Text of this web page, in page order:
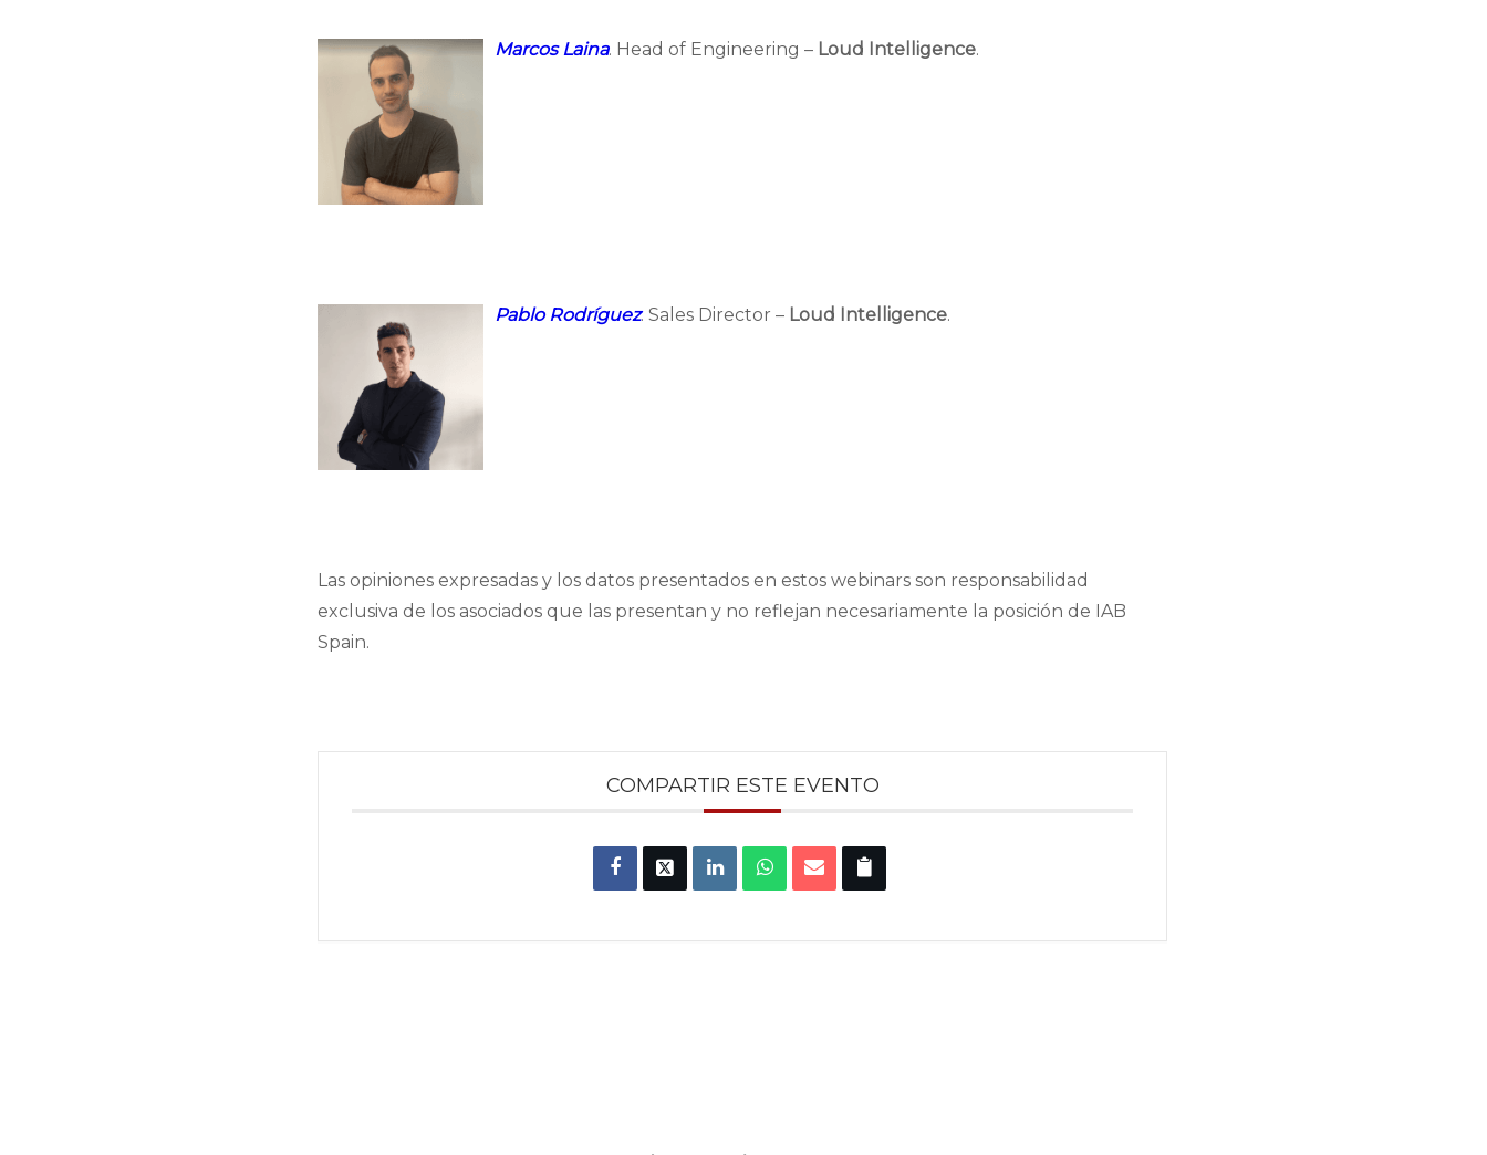
Marcos Laina. Head of Engineering – Loud Intelligence.
Pablo Rodríguez. Sales Director – Loud Intelligence.
Las opiniones expresadas y los datos presentados en estos webinars son responsabilidad
exclusiva de los asociados que las presentan y no reflejan necesariamente la posición de IAB
Spain.
COMPARTIR ESTE EVENTO